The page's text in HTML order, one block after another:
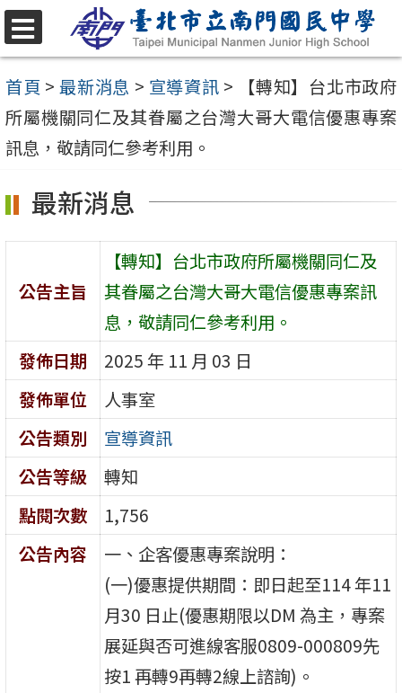
跳
至
主
要
內
區
選
單
首頁 > 最新消息 > 宣導資訊 >
【轉知】台北市政府
所屬機關同仁及其眷屬之台灣大哥大電信優惠專案
訊息，敬請同仁參考利用。
最新消息
公告主旨
【轉知】台北市政府所屬機關同仁及
其眷屬之台灣大哥大電信優惠專案訊
息，敬請同仁參考利用。
發佈日期
2025 年 11 月 03 日
發佈單位
人事室
公告類別
宣導資訊
公告等級
轉知
點閱次數
1,756
公告內容
一、企客優惠專案說明：
(一)優惠提供期間：即日起至114 年11
月30 日止(優惠期限以DM 為主，專案
展延與否可進線客服0809-000809先
按1 再轉9再轉2線上諮詢)。